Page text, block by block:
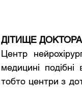
ДІТИЩЕ
Центр
медицині
тобто центри з